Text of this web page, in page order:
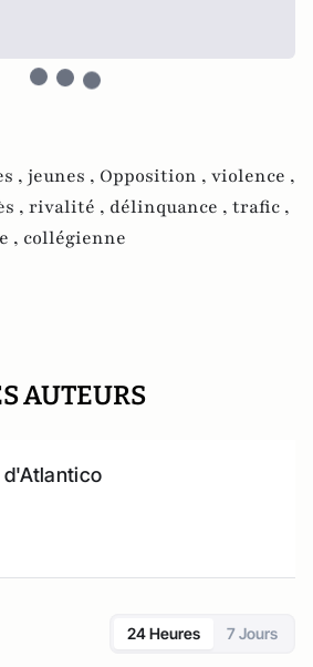
, jeunes , Opposition , violence ,
, rivalité , délinquance , trafic ,
, collégienne
AUTEURS
d'Atlantico
24 Heures 7 Jours